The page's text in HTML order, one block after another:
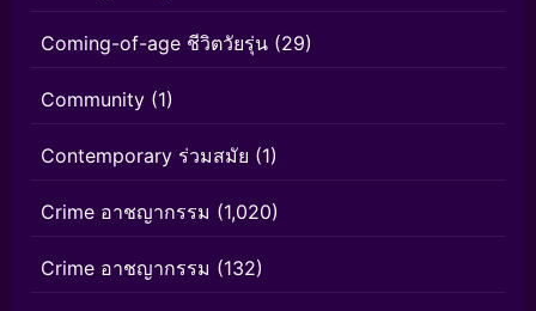
Coming-of-age ชีวิตวัยรุ่น (29)
Community (1)
Contemporary ร่วมสมัย (1)
Crime อาชญากรรม (1,020)
Crime อาชญากรรม (132)